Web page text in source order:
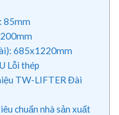
85mm
685x1220mm
Lỗi thép
TW-LIFTER Đài
chuẩn nhà sản xuất